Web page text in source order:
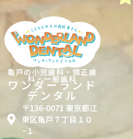
亀戸の⼩児⻭科・矯正⻭
科・⼀般⻭科
ワンダーランド
デンタル
〒136-0071 東京都江
東区亀戸７丁目１０
−１